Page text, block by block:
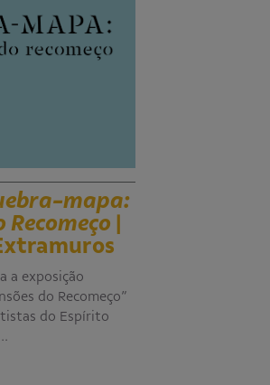
mapa:
Recomeço |
a exposição
do Recomeço”
do Espírito